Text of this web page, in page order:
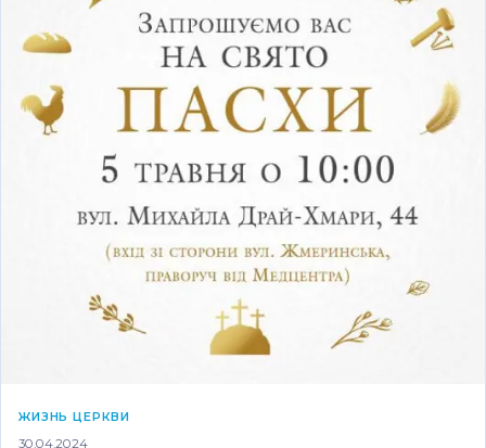
ЖИЗНЬ ЦЕРКВИ
30.04.2024